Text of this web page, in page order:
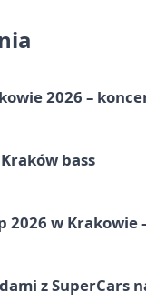
2026 –
Kraków bass
2026 w
z SuperCars